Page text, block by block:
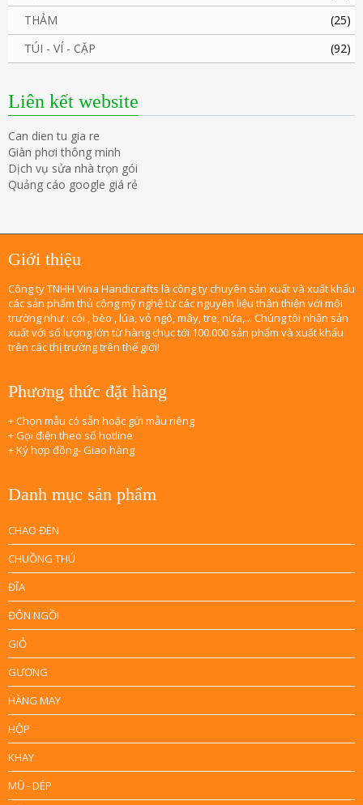
THẢM
(25)
TÚI - VÍ - CẶP
(92)
Liên kết website
Can dien tu gia re
Giàn phơi thông minh
Dịch vụ sửa nhà trọn gói
Quảng cáo google giá rẻ
Giới thiệu
Công ty TNHH Vina Handicrafts là công ty chuyên sản xuất và xuất khẩu
các sản phẩm thủ công mỹ nghệ từ các nguyên liệu thân thiện với môi
trường như : cói , bèo , lúa, vỏ ngô, mây, tre, nứa,... Chúng tôi nhận sản
xuất với số lượng lớn từ hàng chục tới 100.000 sản phẩm và xuất khẩu
trên các thị trường trên thế giới!
Phương thức đặt hàng
+ Chọn mẫu có sẵn hoặc gửi mẫu riêng
+ Gọi điện theo số hotline
+ Ký hợp đồng- Giao hàng
Danh mục sản phẩm
CHAO ĐÈN
CHUỒNG THÚ
ĐĨA
ĐÔN NGỒI
GIỎ
GƯƠNG
HÀNG MAY
HỘP
KHAY
MŨ - DÉP